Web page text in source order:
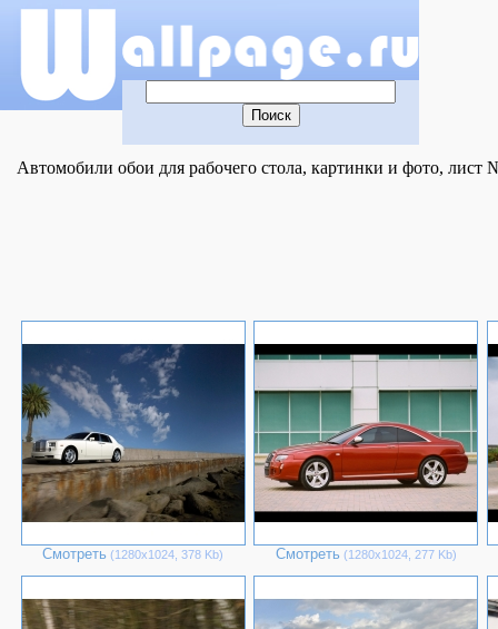
Автомобили обои для рабочего стола, картинки и фото, лист
Смотреть (1280х1024, 378 Kb) Смотреть (1280х1024, 277 Kb)